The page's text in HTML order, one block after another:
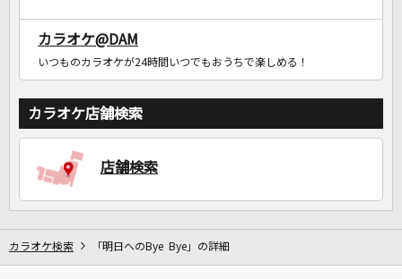
カラオケ@DAM
いつものカラオケが24時間いつでもおうちで楽しめる！
カラオケ店舗検索
店舗検索
カラオケ検索 「明日へのBye Bye」の詳細